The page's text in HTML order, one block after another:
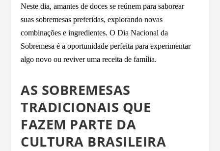
Neste dia, amantes de doces se reúnem para saborear
suas sobremesas preferidas, explorando novas
combinações e ingredientes. O Dia Nacional da
Sobremesa é a oportunidade perfeita para experimentar
algo novo ou reviver uma receita de família.
AS SOBREMESAS
TRADICIONAIS QUE
FAZEM PARTE DA
CULTURA BRASILEIRA